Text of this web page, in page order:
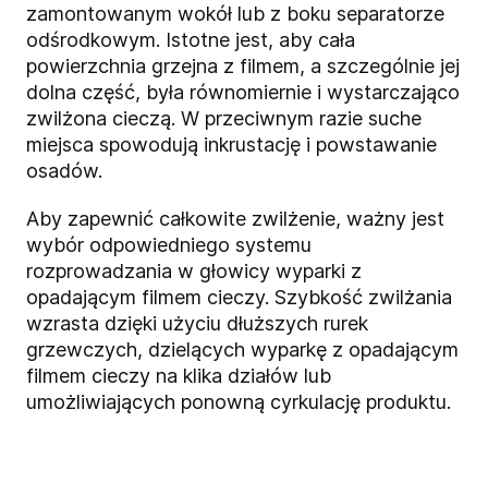
zamontowanym wokół lub z boku separatorze
odśrodkowym. Istotne jest, aby cała
powierzchnia grzejna z filmem, a szczególnie jej
dolna część, była równomiernie i wystarczająco
zwilżona cieczą. W przeciwnym razie suche
miejsca spowodują inkrustację i powstawanie
osadów.
Aby zapewnić całkowite zwilżenie, ważny jest
wybór odpowiedniego systemu
rozprowadzania w głowicy wyparki z
opadającym filmem cieczy. Szybkość zwilżania
wzrasta dzięki użyciu dłuższych rurek
grzewczych, dzielących wyparkę z opadającym
filmem cieczy na klika działów lub
umożliwiających ponowną cyrkulację produktu.